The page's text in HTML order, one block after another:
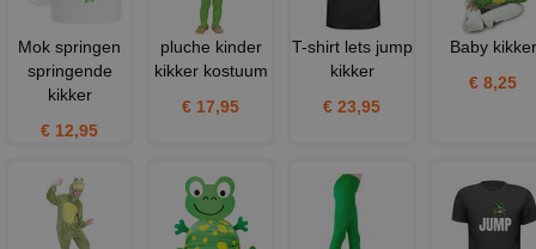
Mok springen
springende
kikker
€ 12,95
pluche kinder
kikker kostuum
€ 17,95
T-shirt lets jump
kikker
€ 23,95
Baby kikker
€ 8,25